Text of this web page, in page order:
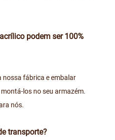
podem ser 100%
nossa fábrica e embalar
los no seu armazém.
nós.
transporte?